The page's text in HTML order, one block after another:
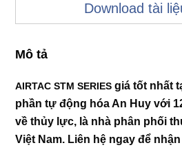
Download tài
Mô tả
AIRTAC STM SERIES giá tốt nhất
phần tự động hóa An Huy với
về thủy lực, là nhà phân phối
Việt Nam. Liên hệ ngay để